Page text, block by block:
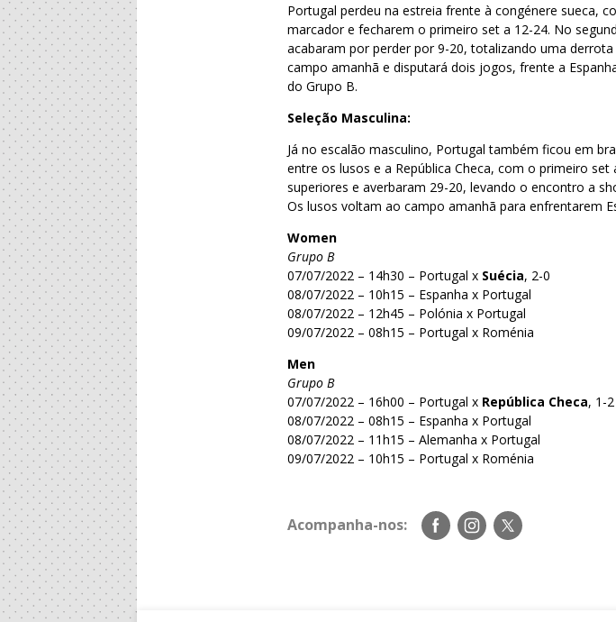
Portugal perdeu na estreia frente à congénere sueca,
marcador e fecharem o primeiro set a 12-24. No
acabaram por perder por 9-20, totalizando uma
campo amanhã e disputará dois jogos, frente a
do Grupo B.
Seleção Masculina:
Já no escalão masculino, Portugal também ficou em
entre os lusos e a República Checa, com o primeiro
superiores e averbaram 29-20, levando o encontro a
Os lusos voltam ao campo amanhã para enfrentarem
Women
Grupo B
07/07/2022 – 14h30 – Portugal x Suécia, 2-0
08/07/2022 – 10h15 – Espanha x Portugal
08/07/2022 – 12h45 – Polónia x Portugal
09/07/2022 – 08h15 – Portugal x Roménia
Men
Grupo B
07/07/2022 – 16h00 – Portugal x República Checa, 1-2
08/07/2022 – 08h15 – Espanha x Portugal
08/07/2022 – 11h15 – Alemanha x Portugal
09/07/2022 – 10h15 – Portugal x Roménia
Acompanha-nos:
Siga-
nos
Siga-
nos
Siga-
nos